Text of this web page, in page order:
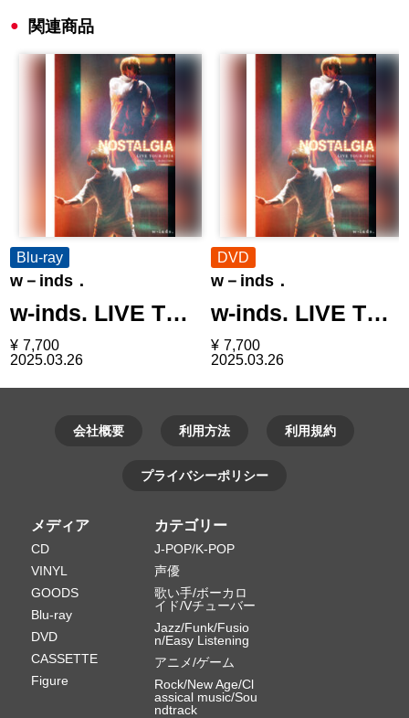
関連商品
Blu-ray
w－inds．
w-inds. LIVE T…
¥ 7,700
2025.03.26
DVD
w－inds．
w-inds. LIVE T…
¥ 7,700
2025.03.26
会社概要 利用方法 利用規約
プライバシーポリシー
メディア
CD
VINYL
GOODS
Blu-ray
DVD
CASSETTE
Figure
カテゴリー
J-POP/K-POP
声優
歌い手/ボーカロ
イド/Vチューバー
Jazz/Funk/Fusio
n/Easy Listening
アニメ/ゲーム
Rock/New Age/Cl
assical music/Sou
ndtrack